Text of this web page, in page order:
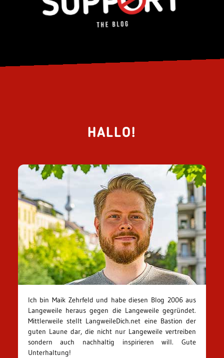
HALLO!
Ich bin Maik Zehrfeld und habe diesen Blog 2006 aus
Langeweile heraus gegen die Langeweile gegründet.
Mittlerweile stellt LangweileDich.net eine Bastion der
guten Laune dar, die nicht nur Langeweile vertreiben
sondern auch nachhaltig inspirieren will. Gute
Unterhaltung!